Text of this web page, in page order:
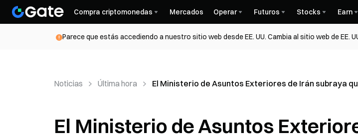
Compra criptomonedas Mercados Operar Futuros Stocks Earn
Parece que estás accediendo a nuestro sitio web desde EE. UU. Cambia al sitio web de
Noticias Última hora El Ministerio de Asuntos Exteriores de Irán subraya
El Ministerio de Asuntos